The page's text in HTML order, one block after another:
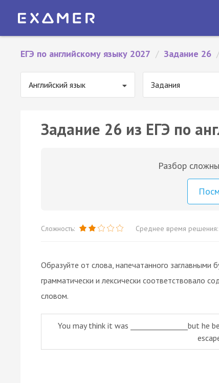
ЕГЭ по английскому языку 2027 / Задание 26 /
Английский язык Задания
Задание 26 из ЕГЭ по
Разбор
Сложность: Среднее время решения:
Образуйте от слова, напечатанного
грамматически и лексически соответствовало
словом.
You may think it was ________________but